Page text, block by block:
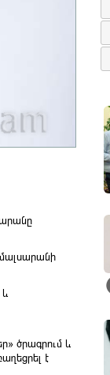
և
ծրագրում և
է